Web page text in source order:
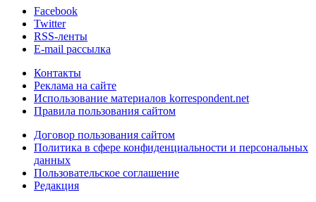
Facebook
Twitter
RSS-ленты
E-mail рассылка
Контакты
Реклама на сайте
Использование материалов korrespondent.net
Правила пользования сайтом
Договор пользования сайтом
Политика в сфере конфиденциальности и персональных
данных
Пользовательское соглашение
Редакция